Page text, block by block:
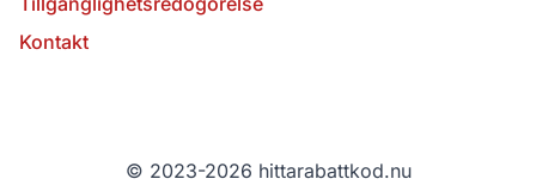
Kontakt
© 2023-2026 hittarabattkod.nu